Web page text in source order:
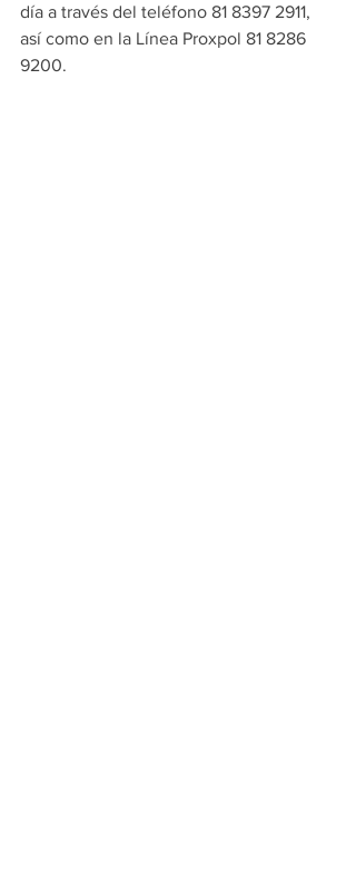
día a través del teléfono 81 8397 2911,
así como en la Línea Proxpol 81 8286
9200.